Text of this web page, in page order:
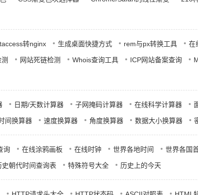
转nginx 生成桌面快捷方式 rem与px转换工具 在
网站死链检测 Whois查询工具 ICP网站备案查询
日期/天数计算器 子网掩码计算器 在线科学计算器
间换算器 速度换算器 角度换算器 数据大小换算器
询 在线涂鸦画板 在线时钟 世界各地时间 世界各国
史朝代时间查询表 特殊符号大全 历史上的今天